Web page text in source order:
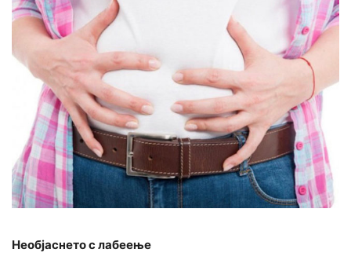
Необјаснето с лабеење